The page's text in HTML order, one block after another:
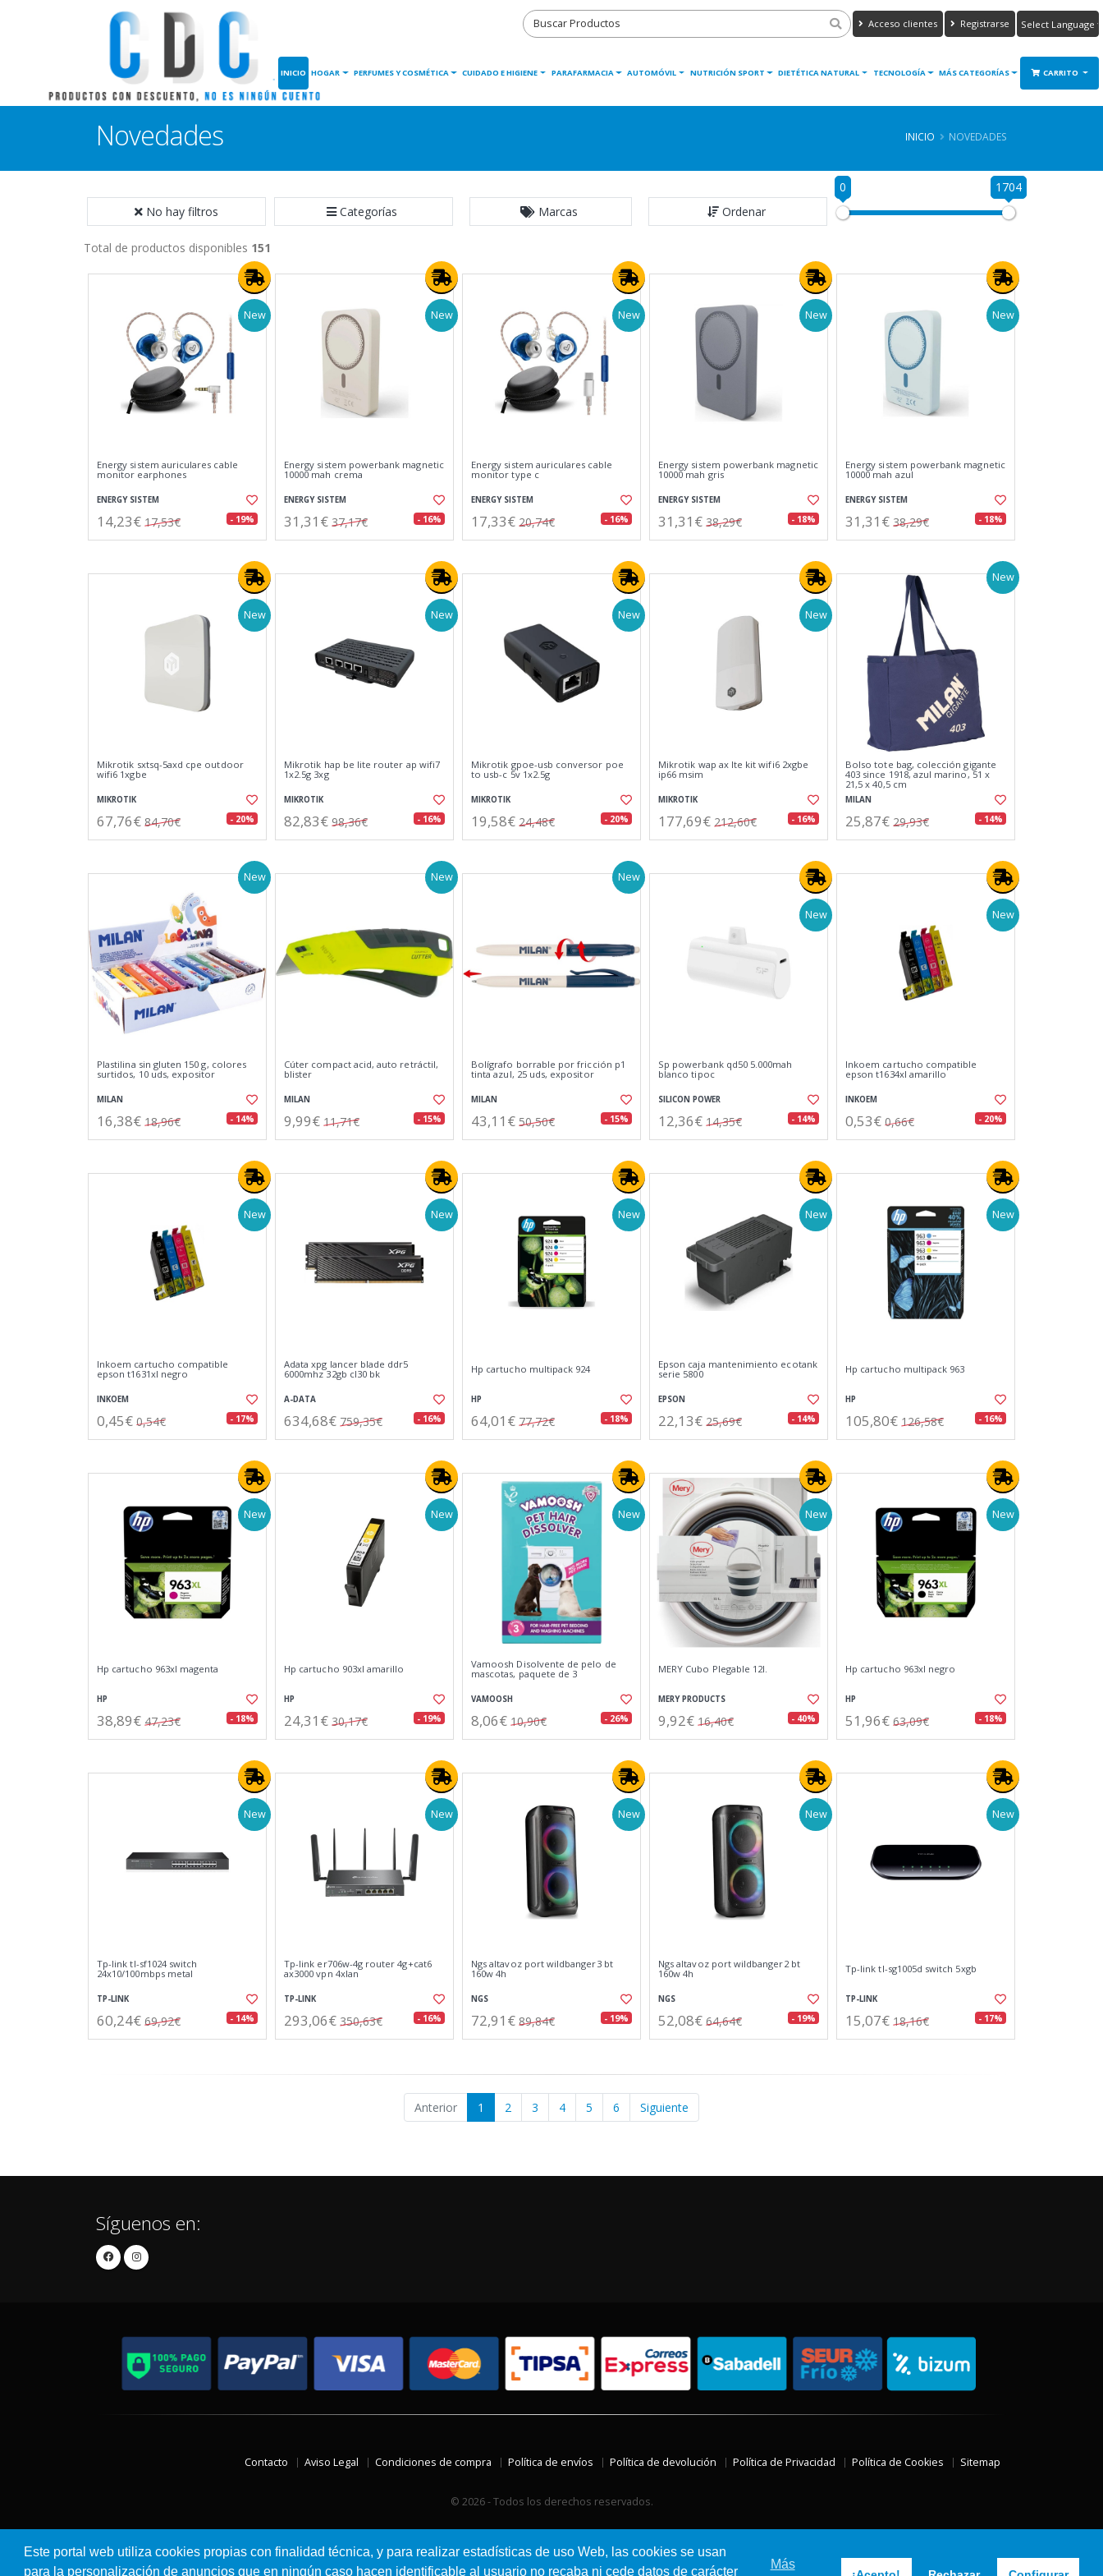
Este portal web utiliza cookies propias con finalidad técnica, y para realizar estadísticas de uso Web, las cookies se usan
para la personalización de anuncios que en ningún caso hacen identificable al usuario no recaba ni cede datos de carácter
Más
Acceso clientes Registrarse
Translate
INICIO HOGAR PERFUMES Y COSMÉTICA CUIDADO E HIGIENE PARAFARMACIA AUTOMÓVIL NUTRICIÓN SPORT DIETÉTICA NATURAL TECNOLOGÍA MÁS CATEGORÍAS CARRITO
Novedades INICIO NOVEDADES
No hay filtros Categorías Marcas Ordenar
0 1704
Total de productos disponibles 151
New
Energy sistem auriculares cable
monitor earphones
ENERGY SISTEM
14,23€ 17,53€ - 19%
New
Energy sistem powerbank magnetic
10000 mah crema
ENERGY SISTEM
31,31€ 37,17€ - 16%
New
Energy sistem auriculares cable
monitor type c
ENERGY SISTEM
17,33€ 20,74€ - 16%
New
Energy sistem powerbank magnetic
10000 mah gris
ENERGY SISTEM
31,31€ 38,29€ - 18%
New
Energy sistem powerbank magnetic
10000 mah azul
ENERGY SISTEM
31,31€ 38,29€ - 18%
New
Mikrotik sxtsq-5axd cpe outdoor
wifi6 1xgbe
MIKROTIK
67,76€ 84,70€ - 20%
New
Mikrotik hap be lite router ap wifi7
1x2.5g 3xg
MIKROTIK
82,83€ 98,36€ - 16%
New
Mikrotik gpoe-usb conversor poe
to usb-c 5v 1x2.5g
MIKROTIK
19,58€ 24,48€ - 20%
New
Mikrotik wap ax lte kit wifi6 2xgbe
ip66 msim
MIKROTIK
177,69€ 212,60€ - 16%
New
Bolso tote bag, colección gigante
403 since 1918, azul marino, 51 x
21,5 x 40,5 cm
MILAN
25,87€ 29,93€ - 14%
New
Plastilina sin gluten 150 g, colores
surtidos, 10 uds, expositor
MILAN
16,38€ 18,96€ - 14%
New
Cúter compact acid, auto retráctil,
blister
MILAN
9,99€ 11,71€ - 15%
New
Bolígrafo borrable por fricción p1
tinta azul, 25 uds, expositor
MILAN
43,11€ 50,50€ - 15%
New
Sp powerbank qd50 5.000mah
blanco tipoc
SILICON POWER
12,36€ 14,35€ - 14%
New
Inkoem cartucho compatible
epson t1634xl amarillo
INKOEM
0,53€ 0,66€ - 20%
New
Inkoem cartucho compatible
epson t1631xl negro
INKOEM
0,45€ 0,54€ - 17%
New
Adata xpg lancer blade ddr5
6000mhz 32gb cl30 bk
A-DATA
634,68€ 759,35€ - 16%
New
Hp cartucho multipack 924
HP
64,01€ 77,72€ - 18%
New
Epson caja mantenimiento ecotank
serie 5800
EPSON
22,13€ 25,69€ - 14%
New
Hp cartucho multipack 963
HP
105,80€ 126,58€ - 16%
New
Hp cartucho 963xl magenta
HP
38,89€ 47,23€ - 18%
New
Hp cartucho 903xl amarillo
HP
24,31€ 30,17€ - 19%
New
Vamoosh Disolvente de pelo de
mascotas, paquete de 3
VAMOOSH
8,06€ 10,90€ - 26%
New
MERY Cubo Plegable 12l.
MERY PRODUCTS
9,92€ 16,40€ - 40%
New
Hp cartucho 963xl negro
HP
51,96€ 63,09€ - 18%
New
Tp-link tl-sf1024 switch
24x10/100mbps metal
TP-LINK
60,24€ 69,92€ - 14%
New
Tp-link er706w-4g router 4g+cat6
ax3000 vpn 4xlan
TP-LINK
293,06€ 350,63€ - 16%
New
Ngs altavoz port wildbanger3 bt
160w 4h
NGS
72,91€ 89,84€ - 19%
New
Ngs altavoz port wildbanger2 bt
160w 4h
NGS
52,08€ 64,64€ - 19%
New
Tp-link tl-sg1005d switch 5xgb
TP-LINK
15,07€ 18,16€ - 17%
Anterior 1 2 3 4 5 6 Siguiente
Síguenos en:
Contacto Aviso Legal Condiciones de compra Política de envíos Política de devolución Política de Privacidad Política de Cookies Sitemap
© 2026 - Todos los derechos reservados.